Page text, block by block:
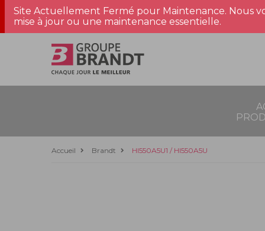
Site Actuellement Fermé pour Maintenance. Nous
mise à jour ou une maintenance essentielle.
Accueil Brandt HI550A5U1 / HI550A5U